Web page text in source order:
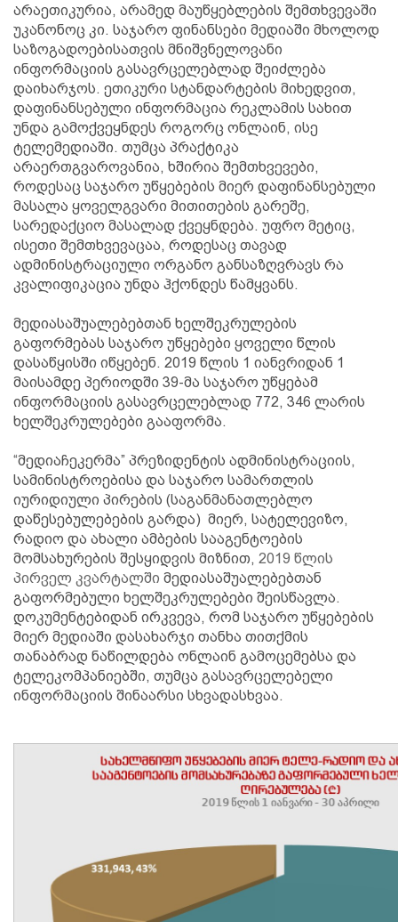
არაეთიკურია, არამედ მაუწყებლების შემთხვევაში
უკანონოც კი. საჯარო ფინანსები მედიაში მხოლოდ
საზოგადოებისათვის მნიშვნელოვანი
ინფორმაციის გასავრცელებლად შეიძლება
დაიხარჯოს. ეთიკური სტანდარტების მიხედვით,
დაფინანსებული ინფორმაცია რეკლამის სახით
უნდა გამოქვეყნდეს როგორც ონლაინ, ისე
ტელემედიაში. თუმცა პრაქტიკა
არაერთგვაროვანია, ხშირია შემთხვევები,
როდესაც საჯარო უწყებების მიერ დაფინანსებული
მასალა ყოველგვარი მითითების გარეშე,
სარედაქციო მასალად ქვეყნდება. უფრო მეტიც,
ისეთი შემთხვევაცაა, როდესაც თავად
ადმინისტრაციული ორგანო განსაზღვრავს რა
კვალიფიკაცია უნდა ჰქონდეს წამყვანს.
მედიასაშუალებებთან ხელშეკრულების
გაფორმებას საჯარო უწყებები ყოველი წლის
დასაწყისში იწყებენ. 2019 წლის 1 იანვრიდან 1
მაისამდე პერიოდში 39-მა საჯარო უწყებამ
ინფორმაციის გასავრცელებლად 772, 346 ლარის
ხელშეკრულებები გააფორმა.
“მედიაჩეკერმა” პრეზიდენტის ადმინისტრაციის,
სამინისტროებისა და საჯარო სამართლის
იურიდიული პირების (საგანმანათლებლო
დაწესებულებების გარდა) მიერ, სატელევიზო,
რადიო და ახალი ამბების სააგენტოების
მომსახურების შესყიდვის მიზნით, 2019 წლის
პირველ კვარტალში მედიასაშუალებებთან
გაფორმებული ხელშეკრულებები შეისწავლა.
დოკუმენტებიდან ირკვევა, რომ საჯარო უწყებების
მიერ მედიაში დასახარჯი თანხა თითქმის
თანაბრად ნაწილდება ონლაინ გამოცემებსა და
ტელეკომპანიებში, თუმცა გასავრცელებელი
ინფორმაციის შინაარსი სხვადასხვაა.